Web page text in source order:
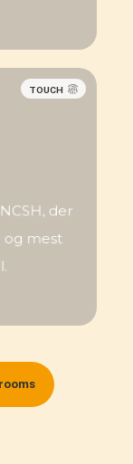
TOUCH
der
og mest
mest